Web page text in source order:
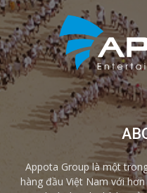
Appota Group là một
hàng đầu Việt Nam với